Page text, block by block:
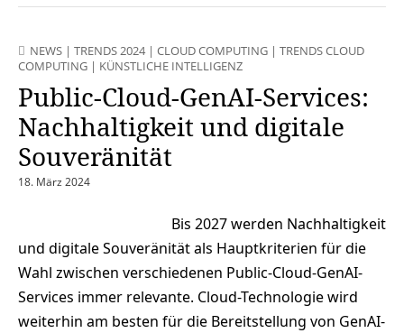
NEWS | TRENDS 2024| CLOUD COMPUTING | TRENDS CLOUD
COMPUTING | KÜNSTLICHE INTELLIGENZ
Public-Cloud-GenAI-Services:
Nachhaltigkeit und digitale
Souveränität
18. März 2024
Bis 2027 werden Nachhaltigkeit
und digitale Souveränität als Hauptkriterien für die
Wahl zwischen verschiedenen Public-Cloud-GenAI-
Services immer relevante. Cloud-Technologie wird
weiterhin am besten für die Bereitstellung von GenAI-